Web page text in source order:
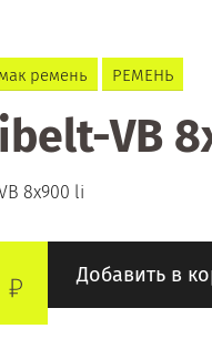
ремень РЕМЕНЬ
VB
8x900 li
Добавить в